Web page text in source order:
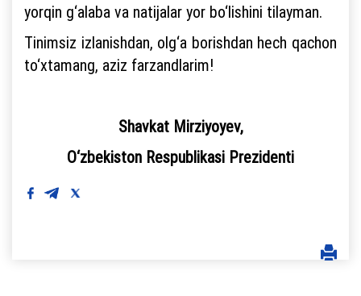
yorqin g‘alaba va natijalar yor bo‘lishini tilayman.
Tinimsiz izlanishdan, olg‘a borishdan hech qachon
to‘xtamang, aziz farzandlarim!
Shavkat Mirziyoyev,
O‘zbekiston Respublikasi Prezidenti